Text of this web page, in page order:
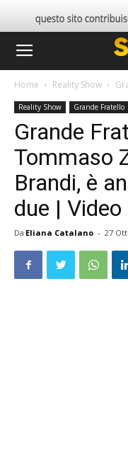
Home Reality Show
Reality Show Grande Fratello
Grande
Tommaso
Brandi, è
due |
Da Eliana Catalano - 27